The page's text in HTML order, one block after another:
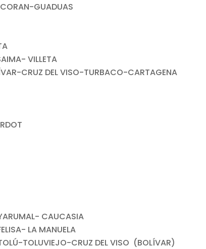
GUADUAS
VILLETA
CRUZ DEL VISO-TURBACO-CARTAGENA
CAUCASIA
LA MANUELA
TOLUVIEJO-CRUZ DEL VISO (BOLÍVAR)